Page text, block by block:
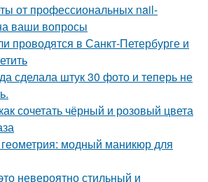
от профессиональных nail-
ваши вопросы
проводятся в Санкт-Петербурге и
сделала штук 30 фото и теперь не
сочетать чёрный и розовый цвета
модный маникюр для
невероятно стильный и